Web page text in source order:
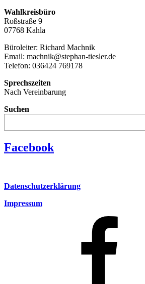
Wahlkreisbüro
Roßstraße 9
07768 Kahla
Büroleiter: Richard Machnik
Email: machnik@stephan-tiesler.de
Telefon: 036424 769178
Sprechszeiten
Nach Vereinbarung
Suchen
Facebook
Datenschutzerklärung
Impressum